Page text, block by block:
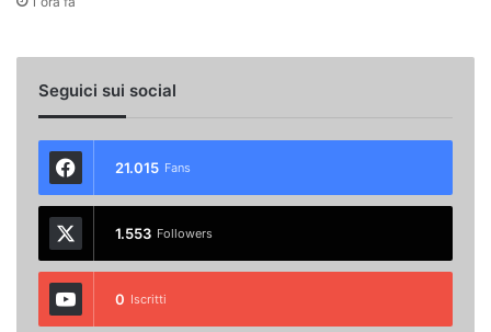
Seguici sui social
21.015 Fans
1.553 Followers
0 Iscritti